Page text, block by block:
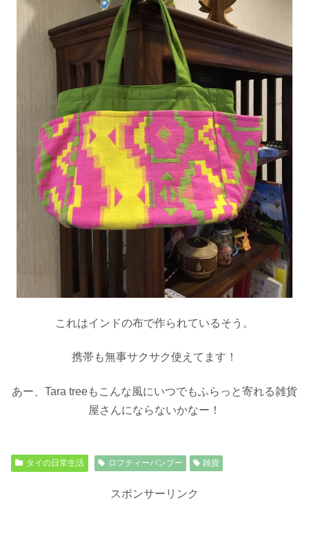
これはインドの布で作られているそう。
携帯も無事サクサク使えてます！
あー、Tara treeもこんな風にいつでもふらっと寄れる雑貨
屋さんにならないかなー！
タイの日常生活 ロフティーバンブー 雑貨
スポンサーリンク